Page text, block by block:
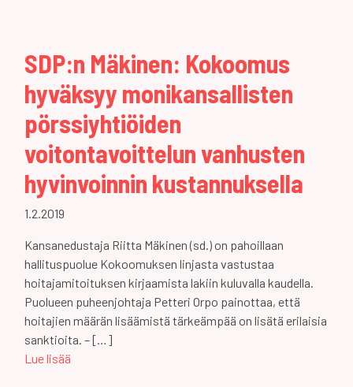
SDP:n Mäkinen: Kokoomus
hyväksyy monikansallisten
pörssiyhtiöiden
voitontavoittelun vanhusten
hyvinvoinnin kustannuksella
1.2.2019
Kansanedustaja Riitta Mäkinen (sd.) on pahoillaan
hallituspuolue Kokoomuksen linjasta vastustaa
hoitajamitoituksen kirjaamista lakiin kuluvalla kaudella.
Puolueen puheenjohtaja Petteri Orpo painottaa, että
hoitajien määrän lisäämistä tärkeämpää on lisätä erilaisia
sanktioita. – […]
Lue lisää